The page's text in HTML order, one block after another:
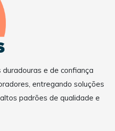
e de confiança
entregando soluções
padrões de qualidade e